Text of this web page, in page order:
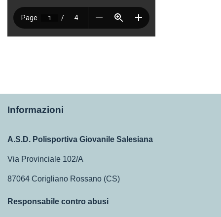
Informazioni
A.S.D. Polisportiva Giovanile Salesiana
Via Provinciale 102/A
87064 Corigliano Rossano (CS)
Responsabile contro abusi